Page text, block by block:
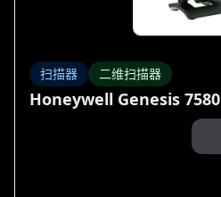
扫描器 二维扫描器
Honeywell Genesis 7580